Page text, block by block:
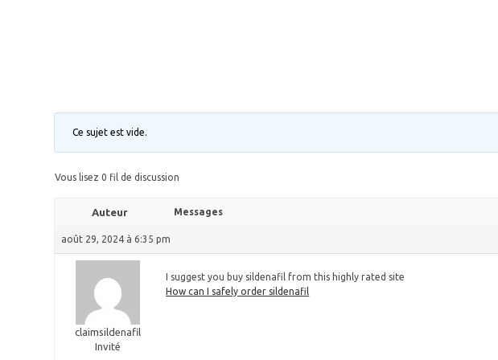
Ce sujet est vide.
Vous lisez 0 fil de discussion
Auteur Messages
août 29, 2024 à 6:35 pm
claimsildenafil
Invité
I suggest you buy sildenafil from this highly rated site
How can I safely order sildenafil